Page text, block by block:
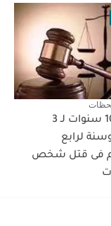
المشدد 10 سنوات لـ 3
لرابع
فى قتل شخص